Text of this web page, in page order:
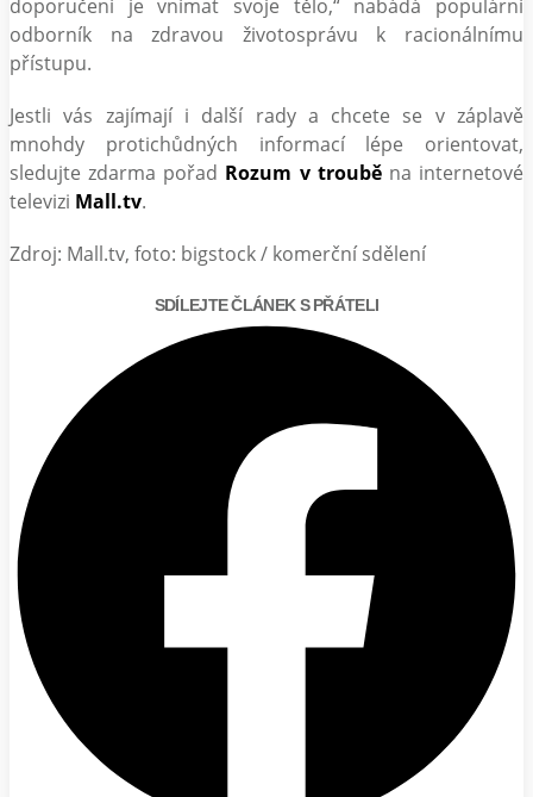
doporučení je vnímat svoje tělo,“ nabádá populární
odborník na zdravou životosprávu k racionálnímu
přístupu.
Jestli vás zajímají i další rady a chcete se v záplavě
mnohdy protichůdných informací lépe orientovat,
sledujte zdarma pořad Rozum v trouběna internetové
televizi Mall.tv.
Zdroj: Mall.tv, foto: bigstock / komerční sdělení
SDÍLEJTE ČLÁNEK S PŘÁTELI